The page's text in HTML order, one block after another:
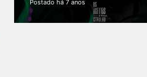
Postado há 7 anos